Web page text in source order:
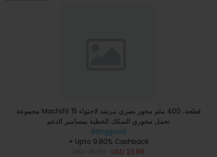
مجموعة Machifit 15 قطعة، 400 ملم محور بصري مرشد لاحتواء
تحمل محوري السكك الخطية بمسامير الدعم
Banggood
+ Upto 9.80% Cashback
USD 23.99